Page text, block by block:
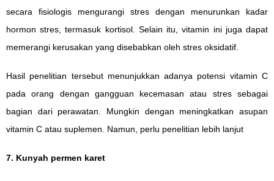
secara fisiologis mengurangi stres dengan menurunkan kadar
hormon stres, termasuk kortisol. Selain itu, vitamin ini juga dapat
memerangi kerusakan yang disebabkan oleh stres oksidatif.
Hasil penelitian tersebut menunjukkan adanya potensi vitamin C
pada orang dengan gangguan kecemasan atau stres sebagai
bagian dari perawatan. Mungkin dengan meningkatkan asupan
vitamin C atau suplemen. Namun, perlu penelitian lebih lanjut
7. Kunyah permen karet